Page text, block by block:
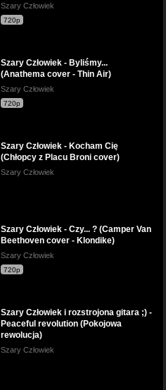
Szary Człowiek
720p
Szary Człowiek - Byliśmy...
(Anathema cover - Thin Air)
Szary Człowiek
720p
Szary Człowiek - Kocham Cię
(Chłopcy z Placu Broni cover)
Szary Człowiek
Szary Człowiek - Czy... ? (Camper Van
Beethoven cover - Klondike)
Szary Człowiek
720p
Szary Człowiek i rozstrojona gitara ;) -
Peaceful revolution (Pokojowa
rewolucja)
Szary Człowiek